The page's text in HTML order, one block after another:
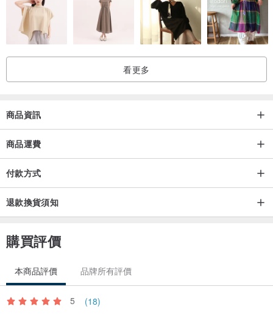
洗滌/
建議手洗自然晾乾或乾洗
推薦我們另ㄧ個合作經銷的西班牙品牌 Natural World Eco 跟我們的
衣著絕配！
www.pinkoi.com/store/naturalworldec...
看更多
商品資訊
商品運費
付款方式
退款換貨須知
購買評價
本商品評價 品牌所有評價
5 (18)